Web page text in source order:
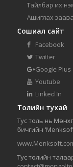
Тайлбар их
Ашиглах
Сошиал сайт
Facebook
Twitter
Google Plus
Youtube
Linked In
Толийн тухай
Тус толь нь
бичгийн
Тус толийн